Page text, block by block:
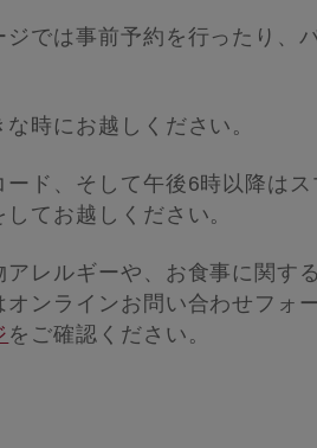
では事前予約を行ったり、
時にお越しください。
ド、そして午後6時以降はス
てお越しください。
レルギーや、お食事に関す
ンラインお問い合わせフォ
をご確認ください。